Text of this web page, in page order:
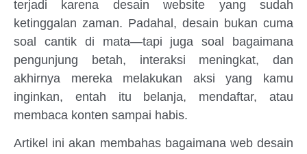
terjadi karena desain website yang sudah
ketinggalan zaman. Padahal, desain bukan cuma
soal cantik di mata—tapi juga soal bagaimana
pengunjung betah, interaksi meningkat, dan
akhirnya mereka melakukan aksi yang kamu
inginkan, entah itu belanja, mendaftar, atau
membaca konten sampai habis.
Artikel ini akan membahas bagaimana web desain